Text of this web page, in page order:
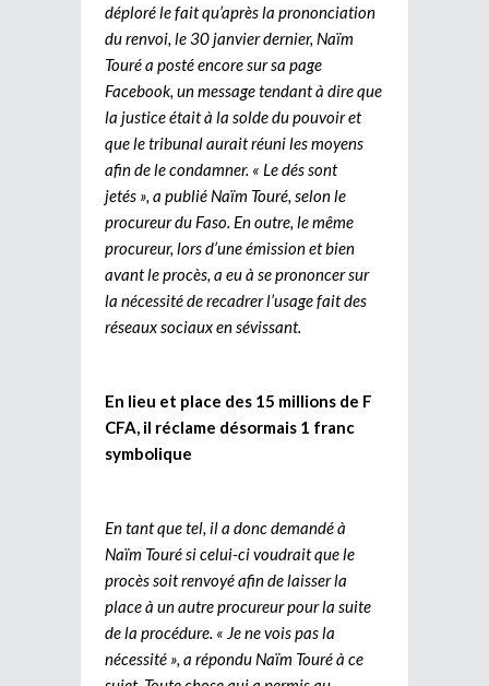
déploré le fait qu’après la prononciation
du renvoi, le 30 janvier dernier, Naïm
Touré a posté encore sur sa page
Facebook, un message tendant à dire que
la justice était à la solde du pouvoir et
que le tribunal aurait réuni les moyens
afin de le condamner. « Le dés sont
jetés », a publié Naïm Touré, selon le
procureur du Faso. En outre, le même
procureur, lors d’une émission et bien
avant le procès, a eu à se prononcer sur
la nécessité de recadrer l’usage fait des
réseaux sociaux en sévissant.
En lieu et place des 15 millions de F
CFA, il réclame désormais 1 franc
symbolique
En tant que tel, il a donc demandé à
Naïm Touré si celui-ci voudrait que le
procès soit renvoyé afin de laisser la
place à un autre procureur pour la suite
de la procédure. « Je ne vois pas la
nécessité », a répondu Naïm Touré à ce